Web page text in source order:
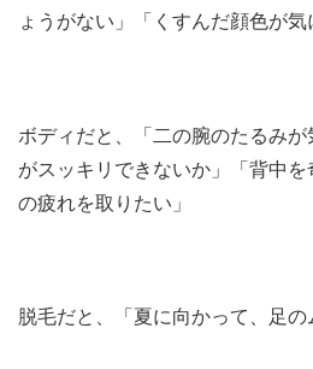
ょうがない」「くすんだ顔色が気
ボディだと、「二の腕のたるみが
がスッキリできないか」「背中
の疲れを取りたい」
脱毛だと、「夏に向かって、足の